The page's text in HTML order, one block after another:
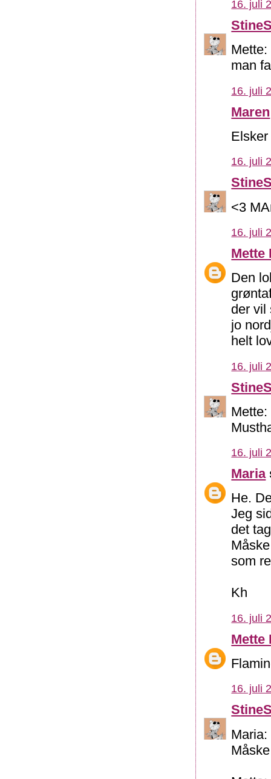
16. juli
man
16. juli
Maren
16. juli
<3
16. juli
Mette
Den
der vil
jo
helt
16. juli
16. juli
Maria
He.
Jeg
det
som
Kh
16. juli
Mette
16. juli